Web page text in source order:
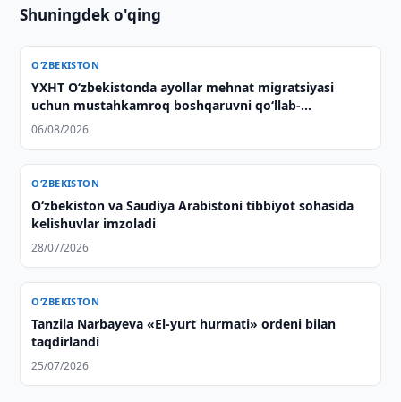
Shuningdek o'qing
O‘ZBEKISTON
YXHT O‘zbekistonda ayollar mehnat migratsiyasi
uchun mustahkamroq boshqaruvni qo‘llab-
quvvatlaydi
06/08/2026
O‘ZBEKISTON
Oʻzbekiston va Saudiya Arabistoni tibbiyot sohasida
kelishuvlar imzoladi
28/07/2026
O‘ZBEKISTON
Tanzila Narbayeva «El-yurt hurmati» ordeni bilan
taqdirlandi
25/07/2026